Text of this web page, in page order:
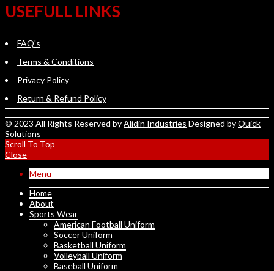
USEFULL LINKS
FAQ's
Terms & Conditions
Privacy Policy
Return & Refund Policy
© 2023 All Rights Reserved byAlidin Industries Designed byQuick
Solutions
Scroll To Top
Close
Menu
Home
About
Sports Wear
American Football Uniform
Soccer Uniform
Basketball Uniform
Volleyball Uniform
Baseball Uniform